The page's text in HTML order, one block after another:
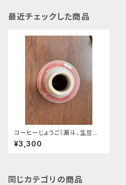
最近チェックした商品
コーヒーじょうご（漏斗、生豆流
し）赤
¥3,300
同じカテゴリの商品